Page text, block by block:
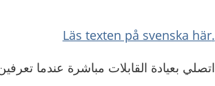
.Läs texten på svenska här
اتصلي بعيادة القابلات مباشرة عندما